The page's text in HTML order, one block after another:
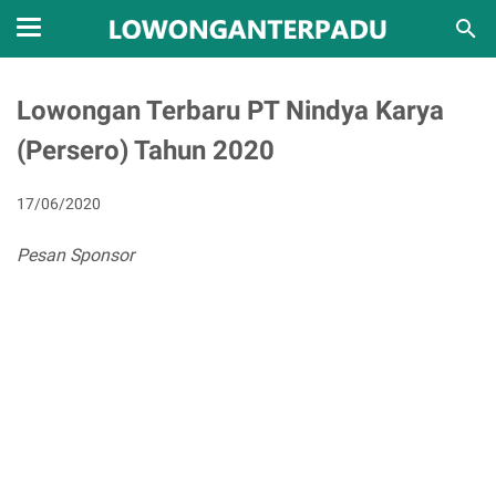
Lowongan Terbaru PT Nindya Karya
(Persero) Tahun 2020
17/06/2020
Pesan Sponsor